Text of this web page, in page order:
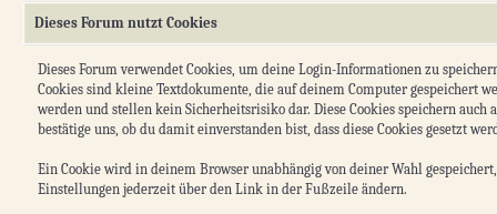
Dieses Forum nutzt Cookies
Dieses Forum verwendet Cookies, um deine Login-Informationen zu
Cookies sind kleine Textdokumente, die auf deinem Computer gespeichert
werden und stellen kein Sicherheitsrisiko dar. Diese Cookies speichern
bestätige uns, ob du damit einverstanden bist, dass diese Cookies gesetzt
Ein Cookie wird in deinem Browser unabhängig von deiner Wahl
Einstellungen jederzeit über den Link in der Fußzeile ändern.